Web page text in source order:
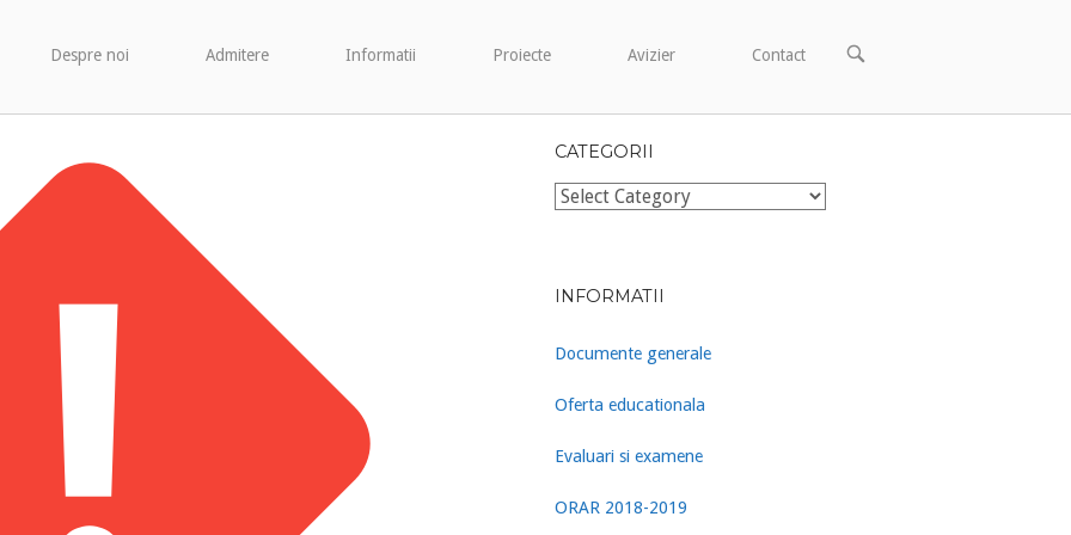
Despre noi Admitere Informatii Proiecte Avizier Contact
OPEN
CATEGORII
Categorii
INFORMATII
Documente generale
Oferta educationala
Evaluari si examene
ORAR 2018-2019